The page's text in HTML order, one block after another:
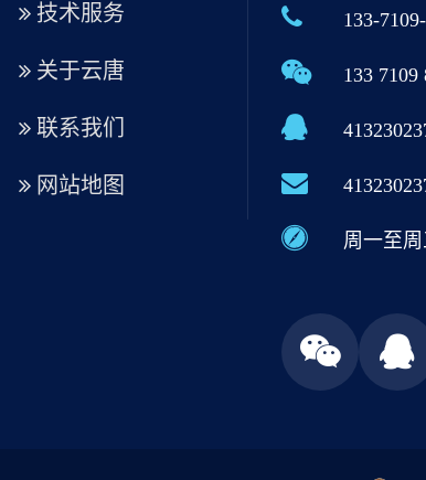
技术服务
关于云唐
联系我们
网站地图
133-
133 7109
周一至周